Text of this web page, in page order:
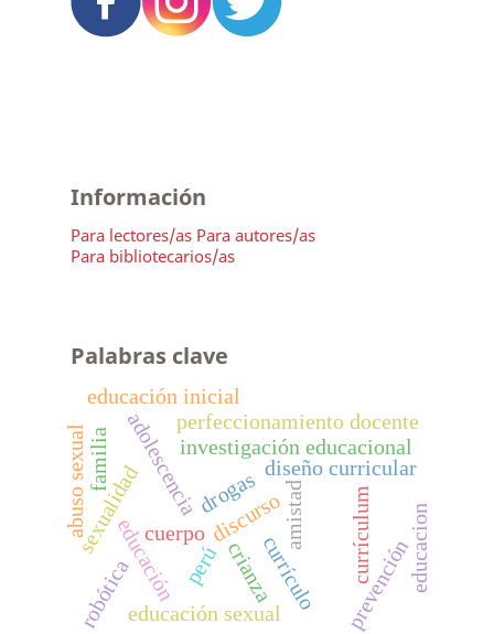
Información
Para lectores/as Para autores/as
Para bibliotecarios/as
Palabras clave
currículo
cuerpodiscurso
diseño curricular
educación
investigación educacional
adolescencia
sexualidad amistad
familia
drogas
educación sexual
perfeccionamiento docente
prevención
abuso sexual
educación inicial
crianza currículum
robótica educacion
perú